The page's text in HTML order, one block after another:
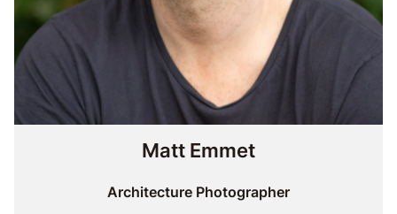
Matt Emmet
Architecture Photographer